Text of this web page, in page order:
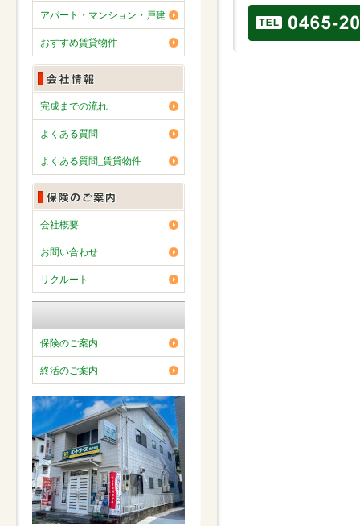
アパート・マンション・戸建
おすすめ賃貸物件
完成までの流れ
よくある質問
よくある質問_賃貸物件
会社概要
お問い合わせ
リクルート
保険のご案内
終活のご案内